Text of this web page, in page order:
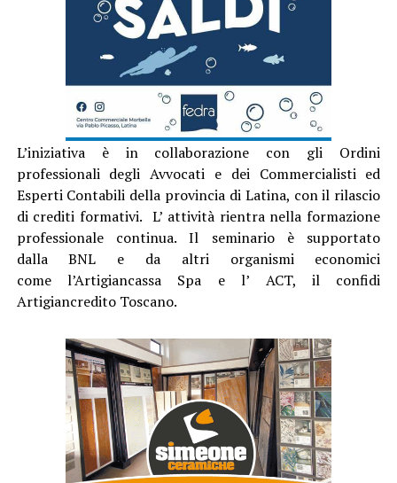
L’iniziativa è in collaborazione con gli Ordini
professionali degli Avvocati e dei Commercialisti ed
Esperti Contabili della provincia di Latina, con il rilascio
di crediti formativi. L’ attività rientra nella formazione
professionale continua. Il seminario è supportato
dalla BNL e da altri organismi economici
come l’Artigiancassa Spa e l’ ACT, il confidi
Artigiancredito Toscano.